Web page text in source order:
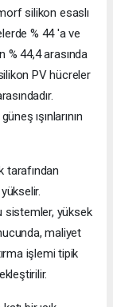
silikon esaslı
% 44 'a ve
% 44,4 arasında
PV hücreler
ışınlarının
tarafından
sistemler, yüksek
maliyet
işlemi tipik